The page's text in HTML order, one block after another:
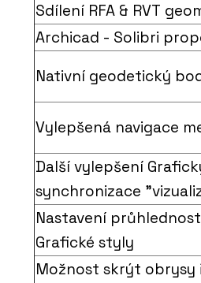
Sdílení RFA & RVT
Archicad - Solibri
Nativní geodetický
Vylepšená navigace
Další vylepšení
synchronizace
Nastavení
Grafické styly
Možnost skrýt obrysy